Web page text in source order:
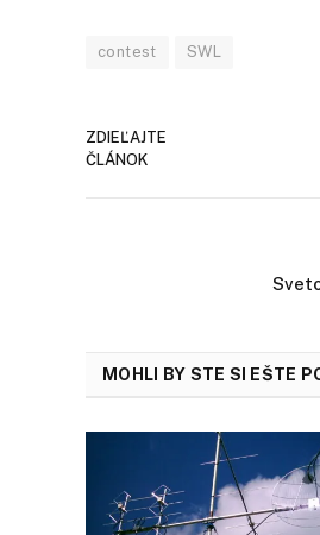
contest SWL
ZDIEĽAJTE
ČLÁNOK
MOHLI BY STE SI EŠTE